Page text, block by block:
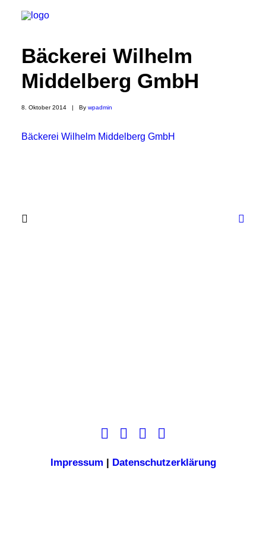
Bäckerei Wilhelm
Middelberg GmbH
8. Oktober 2014 | By wpadmin
Bäckerei Wilhelm Middelberg GmbH
Impressum | Datenschutzerklärung